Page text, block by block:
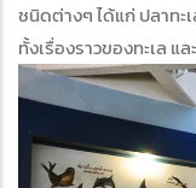
ชนิดต่างๆ ได้แก่ ปลาทะเ
ทั้งเรื่องราวของทะเล